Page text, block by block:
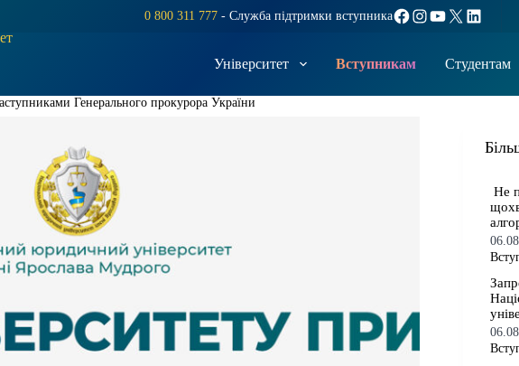
0 800 311 777- Служба підтримки вступникаFacebook
Instagram
YouTube
X LinkedIn
Університет Вступникам Студентам
Генерального прокурора України
Не